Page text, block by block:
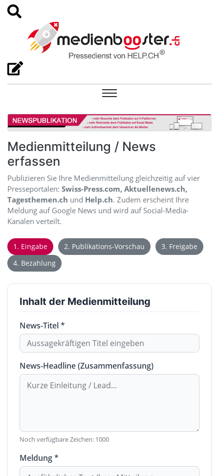
Medienmitteilung / News
erfassen
Publizieren Sie Ihre Medienmitteilung gleichzeitig auf vier
Presseportalen: Swiss-Press.com, Aktuellenews.ch,
Tagesthemen.ch und Help.ch. Zudem erscheint Ihre
Meldung auf Google News und wird auf Social-Media-
Kanälen verteilt.
1. Eingabe 2. Publikations-Vorschau
3. Freigabe
4. Bezahlung
Inhalt der Medienmitteilung
News-Titel *
News-Headline (Zusammenfassung)
Noch verfügbare Zeichen: 1000
Meldung *